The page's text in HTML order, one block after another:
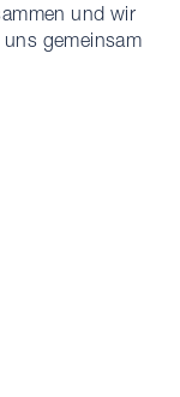
und wir
gemeinsam